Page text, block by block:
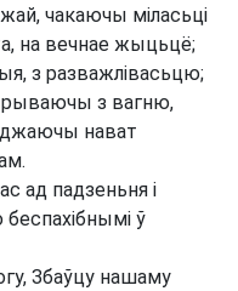
чакаючы міласьці
на вечнае жыцьцё;
з разважлівасьцю;
з вагню,
нават
ад падзеньня і
ў
Збаўцу нашаму